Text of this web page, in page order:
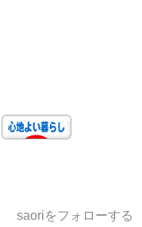
saoriをフォローする